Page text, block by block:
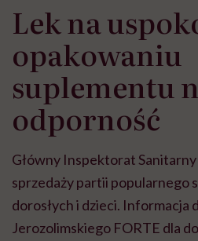
Lek na
opakowaniu
suplementu
odporność
Główny Inspektorat Sanitarny
sprzedaży partii popularnego
dorosłych i dzieci. Informacja
Jerozolimskiego FORTE dla